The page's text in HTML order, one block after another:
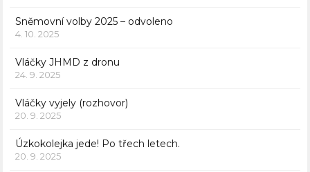
Sněmovní volby 2025 – odvoleno
4. 10. 2025
Vláčky JHMD z dronu
24. 9. 2025
Vláčky vyjely (rozhovor)
20. 9. 2025
Úzkokolejka jede! Po třech letech.
20. 9. 2025